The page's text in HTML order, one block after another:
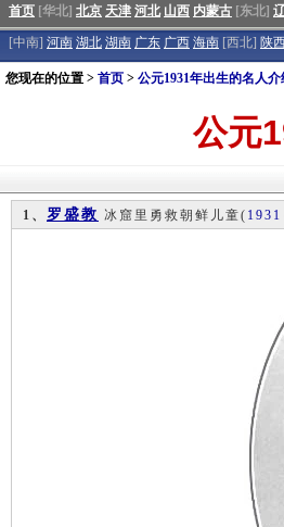
首页 [华北] 北京 天津 河北 山西 内蒙古 [东北]
[中南] 河南 湖北 湖南 广东 广西 海南 [西北] 陕
您现在的位置 > 首页 > 公元1931年出生的名人介
公元
1、 罗盛教 冰窟里勇救朝鲜儿童( 1931